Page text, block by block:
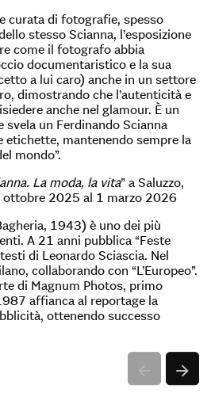
curata di fotografie, spesso
stesso Scianna, l’esposizione
come il fotografo abbia
documentaristico e la sua
a lui caro) anche in un settore
dimostrando che l’autenticità e
anche nel glamour. È un
un Ferdinando Scianna
etichette, mantenendo sempre la
mondo”.
La moda, la vita” a Saluzzo,
ottobre 2025 al 1 marzo 2026
1943) è uno dei più
A 21 anni pubblica “Feste
di Leonardo Sciascia. Nel
collaborando con “L’Europeo”.
di Magnum Photos, primo
affianca al reportage la
ottenendo successo